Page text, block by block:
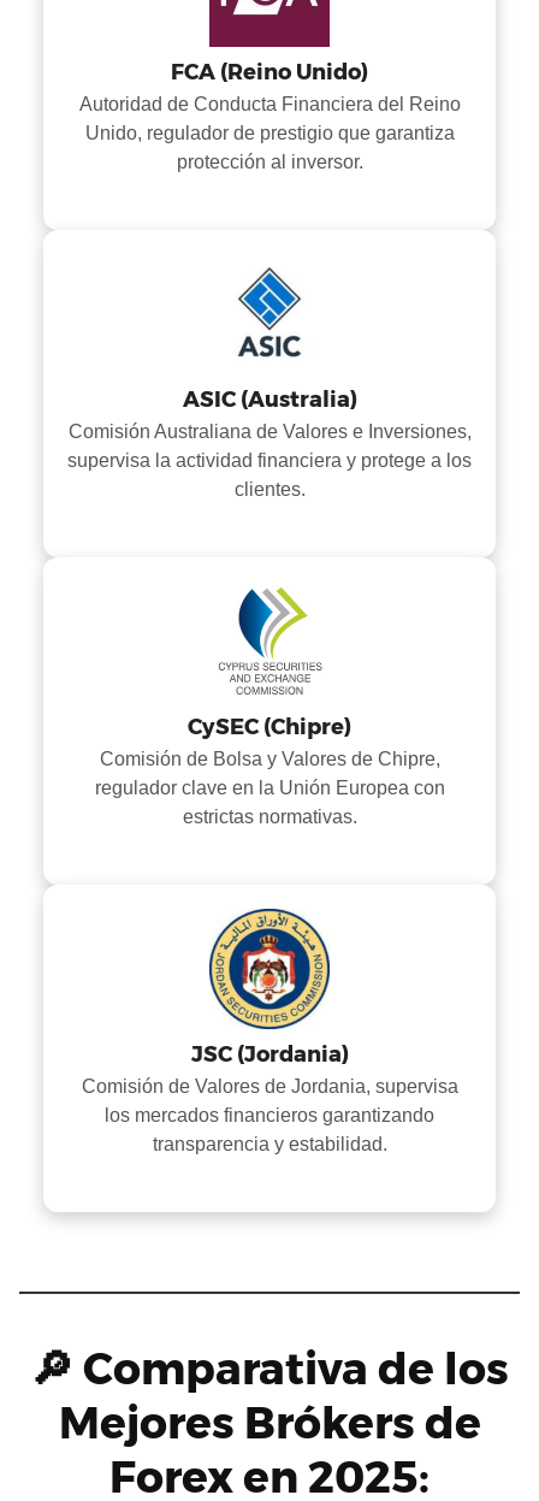
FCA (Reino Unido)
Autoridad de Conducta Financiera del Reino
Unido, regulador de prestigio que garantiza
protección al inversor.
ASIC (Australia)
Comisión Australiana de Valores e Inversiones,
supervisa la actividad financiera y protege a los
clientes.
CySEC (Chipre)
Comisión de Bolsa y Valores de Chipre,
regulador clave en la Unión Europea con
estrictas normativas.
JSC (Jordania)
Comisión de Valores de Jordania, supervisa
los mercados financieros garantizando
transparencia y estabilidad.
🔎 Comparativa de los
Mejores Brókers de
Forex en 2025: